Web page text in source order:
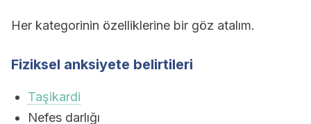
Her kategorinin özelliklerine bir göz atalım.
Fiziksel anksiyete belirtileri
Taşikardi
Nefes darlığı